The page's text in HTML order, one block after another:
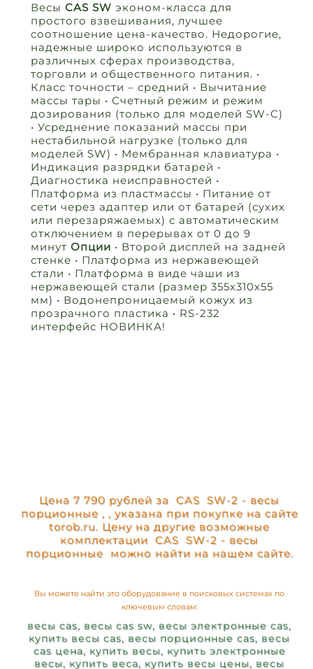
ВесыCAS SW эконом-класса для
простого взвешивания, лучшее
соотношение цена-качество. Недорогие,
надежные широко используются в
различных сферах производства,
торговли и общественного питания. •
Класс точности – средний • Вычитание
массы тары • Счетный режим и режим
дозирования (только для моделей SW-C)
• Усреднение показаний массы при
нестабильной нагрузке (только для
моделей SW) • Мембранная клавиатура •
Индикация разрядки батарей •
Диагностика неисправностей •
Платформа из пластмассы • Питание от
сети через адаптер или от батарей (сухих
или перезаряжаемых) с автоматическим
отключением в перерывах от 0 до 9
минутОпции • Второй дисплей на задней
стенке • Платформа из нержавеющей
стали • Платформа в виде чаши из
нержавеющей стали (размер 355х310х55
мм) • Водонепроницаемый кожух из
прозрачного пластика • RS-232
интерфейс НОВИНКА!
Цена 7 790 рублей за CAS SW-2 - весы
порционные , , указана при покупке на сайте
torob.ru. Цену на другие возможные
комплектации CAS SW-2 - весы
порционные можно найти на нашем сайте.
Вы можете найти это оборудование в поисковых системах по
ключевым словам:
весы cas, весы cas sw, весы электронные cas,
купить весы cas, весы порционные cas, весы
cas цена, купить весы, купить электронные
весы, купить веса, купить весы цены, весы